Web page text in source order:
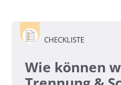
CHECKLISTE
Wie können